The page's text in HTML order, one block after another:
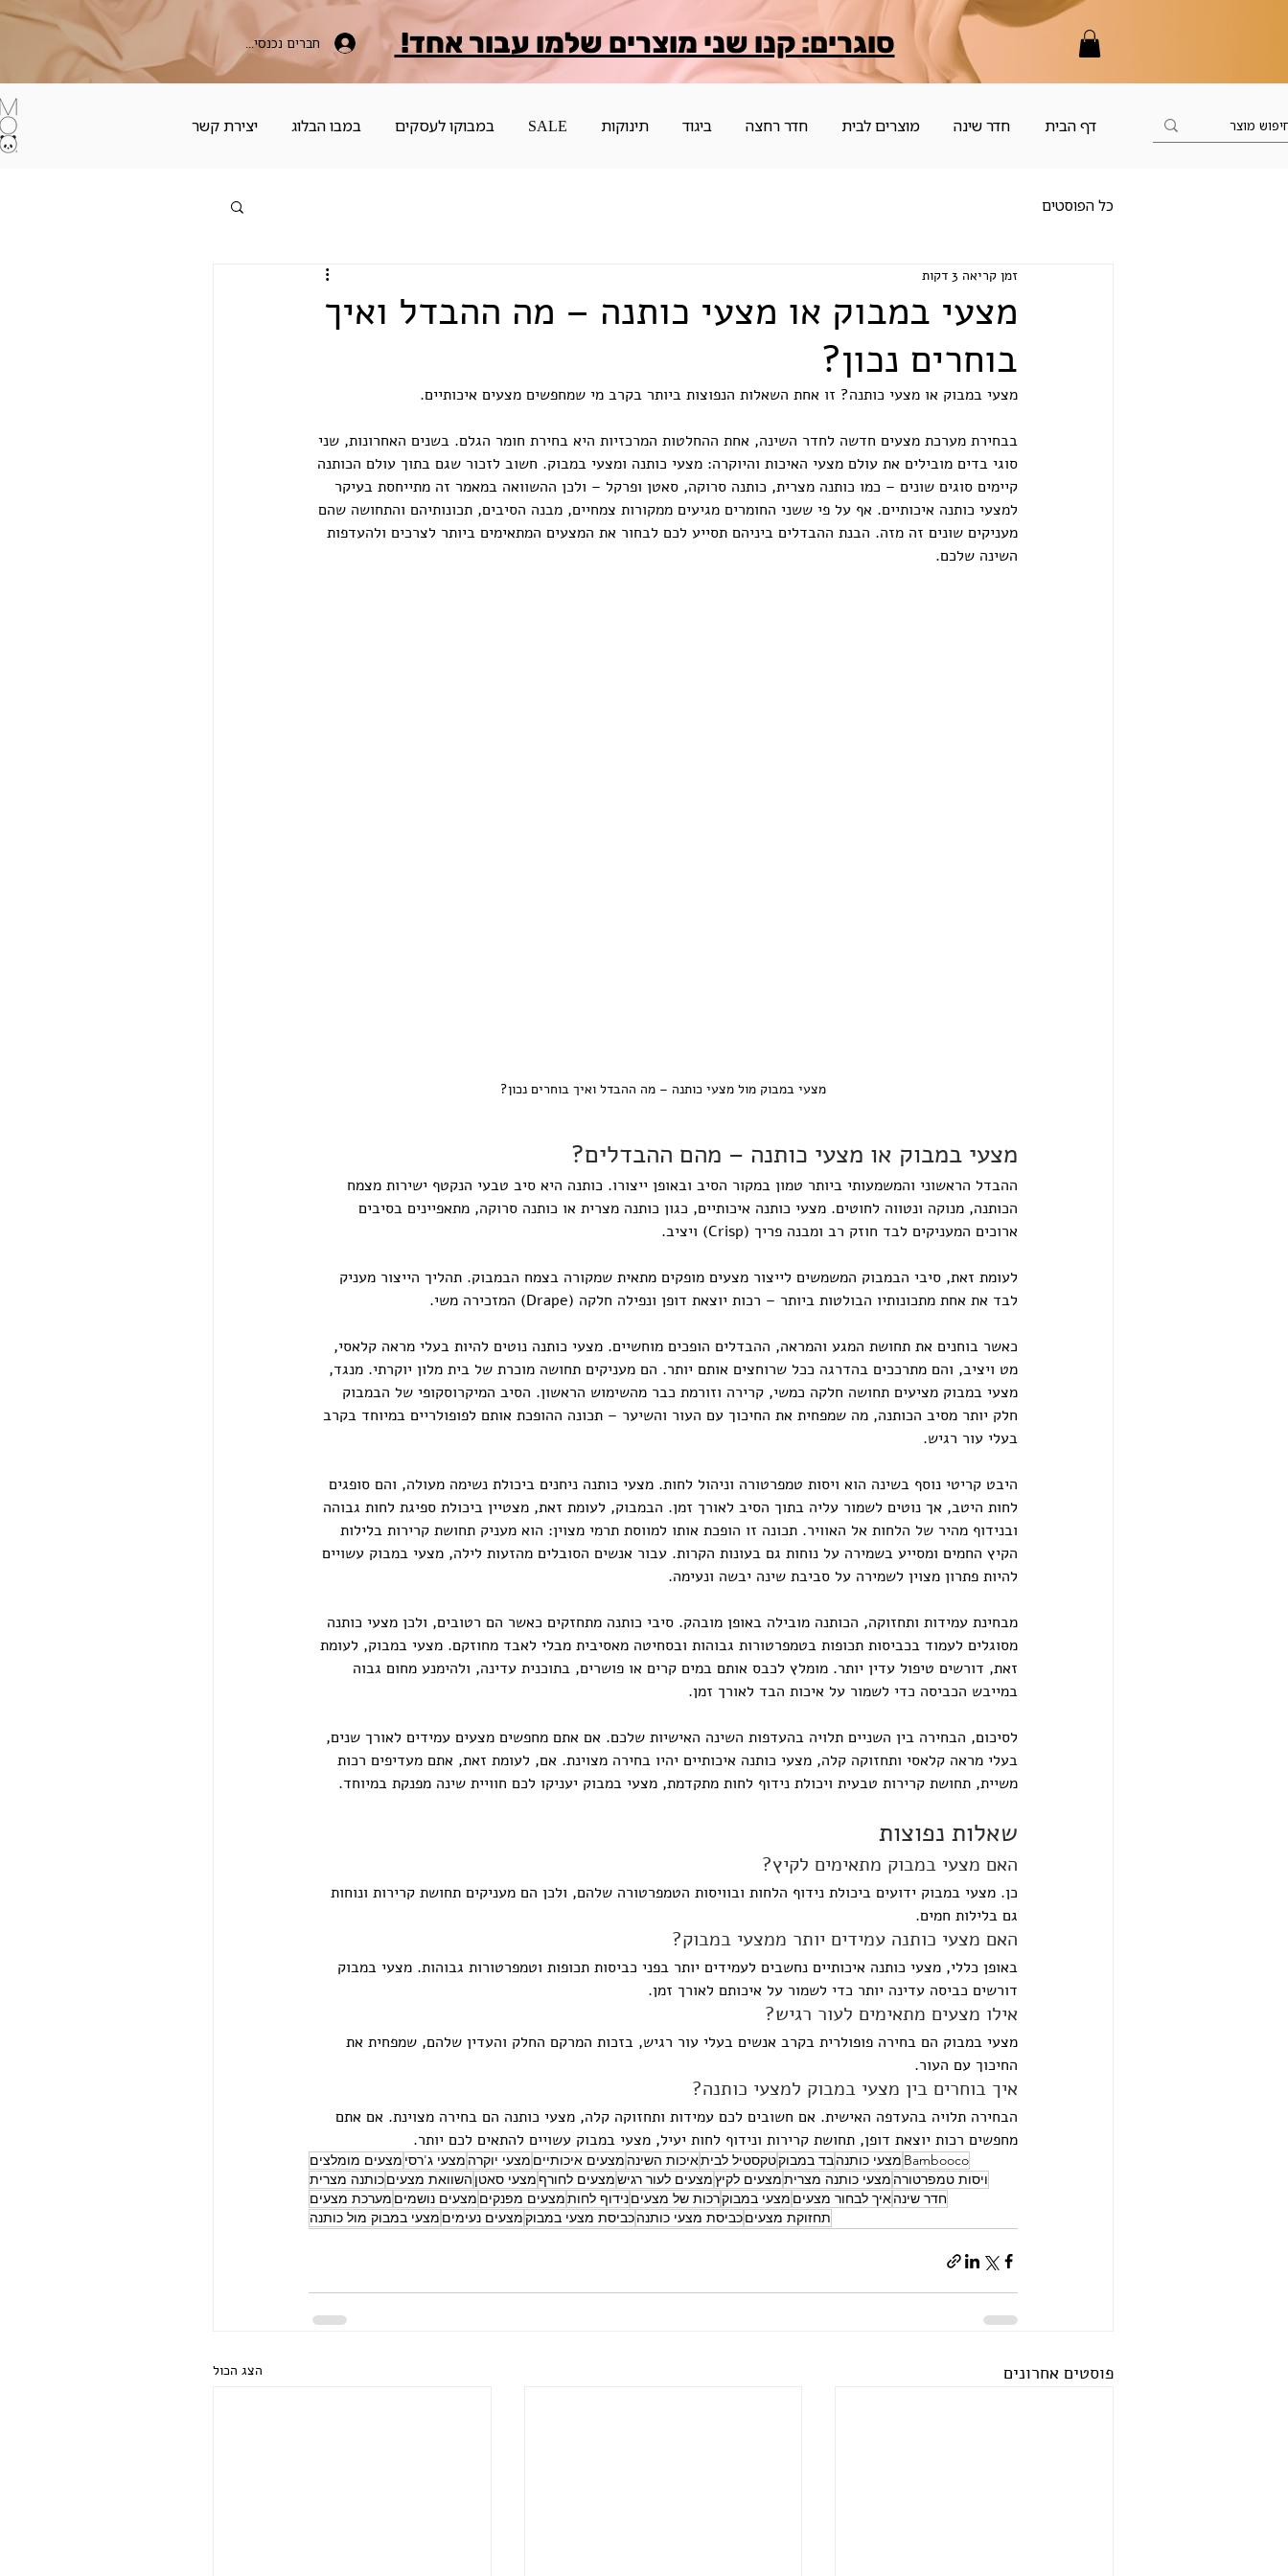
חברים נכנסים כאן סוגרים: קנו שני מוצרים שלמו עבור אחד!
דף הבית חדר שינה מוצרים לבית חדר רחצה ביגוד תינוקות SALE במבוקו לעסקים במבו הבלוג יצירת קשר
כל הפוסטים
מצעי במבוק או מצעי כותנה – מה ההבדל ואיך
בוחרים נכון?
זמן קריאה 3 דקות
מצעי במבוק או מצעי כותנה? זו אחת השאלות הנפוצות ביותר בקרב מי שמחפשים מצעים איכותיים.
בבחירת מערכת מצעים חדשה לחדר השינה, אחת ההחלטות המרכזיות היא בחירת חומר הגלם. בשנים האחרונות, שני
סוגי בדים מובילים את עולם מצעי האיכות והיוקרה: מצעי כותנה ומצעי במבוק. חשוב לזכור שגם בתוך עולם הכותנה
קיימים סוגים שונים – כמו כותנה מצרית, כותנה סרוקה, סאטן ופרקל – ולכן ההשוואה במאמר זה מתייחסת בעיקר
למצעי כותנה איכותיים. אף על פי ששני החומרים מגיעים ממקורות צמחיים, מבנה הסיבים, תכונותיהם והתחושה שהם
מעניקים שונים זה מזה. הבנת ההבדלים ביניהם תסייע לכם לבחור את המצעים המתאימים ביותר לצרכים ולהעדפות
השינה שלכם.
מצעי במבוק מול מצעי כותנה – מה ההבדל ואיך בוחרים נכון?
מצעי במבוק או מצעי כותנה – מהם ההבדלים?
ההבדל הראשוני והמשמעותי ביותר טמון במקור הסיב ובאופן ייצורו. כותנה היא סיב טבעי הנקטף ישירות מצמח
הכותנה, מנוקה ונטווה לחוטים. מצעי כותנה איכותיים, כגון כותנה מצרית או כותנה סרוקה, מתאפיינים בסיבים
ארוכים המעניקים לבד חוזק רב ומבנה פריך (Crisp) ויציב.
לעומת זאת, סיבי הבמבוק המשמשים לייצור מצעים מופקים מתאית שמקורה בצמח הבמבוק. תהליך הייצור מעניק
לבד את אחת מתכונותיו הבולטות ביותר – רכות יוצאת דופן ונפילה חלקה (Drape) המזכירה משי.
כאשר בוחנים את תחושת המגע והמראה, ההבדלים הופכים מוחשיים. מצעי כותנה נוטים להיות בעלי מראה קלאסי,
מט ויציב, והם מתרככים בהדרגה ככל שרוחצים אותם יותר. הם מעניקים תחושה מוכרת של בית מלון יוקרתי. מנגד,
מצעי במבוק מציעים תחושה חלקה כמשי, קרירה וזורמת כבר מהשימוש הראשון. הסיב המיקרוסקופי של הבמבוק
חלק יותר מסיב הכותנה, מה שמפחית את החיכוך עם העור והשיער – תכונה ההופכת אותם לפופולריים במיוחד בקרב
בעלי עור רגיש.
היבט קריטי נוסף בשינה הוא ויסות טמפרטורה וניהול לחות. מצעי כותנה ניחנים ביכולת נשימה מעולה, והם סופגים
לחות היטב, אך נוטים לשמור עליה בתוך הסיב לאורך זמן. הבמבוק, לעומת זאת, מצטיין ביכולת ספיגת לחות גבוהה
ובנידוף מהיר של הלחות אל האוויר. תכונה זו הופכת אותו למווסת תרמי מצוין: הוא מעניק תחושת קרירות בלילות
הקיץ החמים ומסייע בשמירה על נוחות גם בעונות הקרות. עבור אנשים הסובלים מהזעות לילה, מצעי במבוק עשויים
להיות פתרון מצוין לשמירה על סביבת שינה יבשה ונעימה.
מבחינת עמידות ותחזוקה, הכותנה מובילה באופן מובהק. סיבי כותנה מתחזקים כאשר הם רטובים, ולכן מצעי כותנה
מסוגלים לעמוד בכביסות תכופות בטמפרטורות גבוהות ובסחיטה מאסיבית מבלי לאבד מחוזקם. מצעי במבוק, לעומת
זאת, דורשים טיפול עדין יותר. מומלץ לכבס אותם במים קרים או פושרים, בתוכנית עדינה, ולהימנע מחום גבוה
במייבש הכביסה כדי לשמור על איכות הבד לאורך זמן.
לסיכום, הבחירה בין השניים תלויה בהעדפות השינה האישיות שלכם. אם אתם מחפשים מצעים עמידים לאורך שנים,
בעלי מראה קלאסי ותחזוקה קלה, מצעי כותנה איכותיים יהיו בחירה מצוינת. אם, לעומת זאת, אתם מעדיפים רכות
משיית, תחושת קרירות טבעית ויכולת נידוף לחות מתקדמת, מצעי במבוק יעניקו לכם חוויית שינה מפנקת במיוחד.
שאלות נפוצות
האם מצעי במבוק מתאימים לקיץ?
כן. מצעי במבוק ידועים ביכולת נידוף הלחות ובוויסות הטמפרטורה שלהם, ולכן הם מעניקים תחושת קרירות ונוחות
גם בלילות חמים.
האם מצעי כותנה עמידים יותר ממצעי במבוק?
באופן כללי, מצעי כותנה איכותיים נחשבים לעמידים יותר בפני כביסות תכופות וטמפרטורות גבוהות. מצעי במבוק
דורשים כביסה עדינה יותר כדי לשמור על איכותם לאורך זמן.
אילו מצעים מתאימים לעור רגיש?
מצעי במבוק הם בחירה פופולרית בקרב אנשים בעלי עור רגיש, בזכות המרקם החלק והעדין שלהם, שמפחית את
החיכוך עם העור.
איך בוחרים בין מצעי במבוק למצעי כותנה?
הבחירה תלויה בהעדפה האישית. אם חשובים לכם עמידות ותחזוקה קלה, מצעי כותנה הם בחירה מצוינת. אם אתם
מחפשים רכות יוצאת דופן, תחושת קרירות ונידוף לחות יעיל, מצעי במבוק עשויים להתאים לכם יותר.
Bambooco מצעי כותנהבד במבוקטקסטיל לביתאיכות השינה מצעים איכותיים מצעי יוקרה מצעי ג'רסי מצעים מומלצים
ויסות טמפרטורה מצעי כותנה מצריתמצעים לקיץמצעים לעור רגישמצעים לחורףמצעי סאטן השוואת מצעיםכותנה מצרית
חדר שינהאיך לבחור מצעים מצעי במבוקרכות של מצעיםנידוף לחותמצעים מפנקים מצעים נושמים מערכת מצעים
תחזוקת מצעיםכביסת מצעי כותנהכביסת מצעי במבוקמצעים נעימים מצעי במבוק מול כותנה
פוסטים אחרונים הצג הכול